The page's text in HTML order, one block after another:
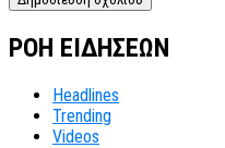
ΡΟΗ ΕΙΔΗΣΕΩΝ
Headlines
Trending
Videos